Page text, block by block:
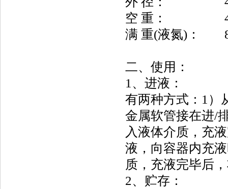
空 重
满 重(液
二、使用：
1、进液：
有两种方式：1）
金属软管接在进/
入液体介质，充
液，向容器内充
质，充液完毕后
2、贮存：